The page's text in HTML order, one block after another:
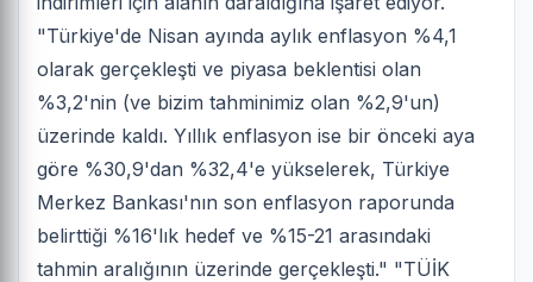
"Türkiye'de Nisan ayında aylık enflasyon %4,1
olarak gerçekleşti ve piyasa beklentisi olan
%3,2'nin (ve bizim tahminimiz olan %2,9'un)
üzerinde kaldı. Yıllık enflasyon ise bir önceki aya
göre %30,9'dan %32,4'e yükselerek, Türkiye
Merkez Bankası'nın son enflasyon raporunda
belirttiği %16'lık hedef ve %15-21 arasındaki
tahmin aralığının üzerinde gerçekleşti." "TÜİK